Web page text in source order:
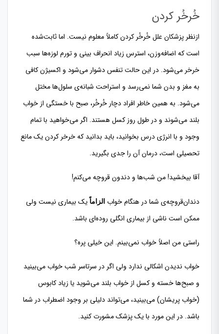
خُرخُر کردن
ازنظر پزشکان علل خُرخُر کردن کاملاً معلوم نیست. اما ثابت‌شده
است که اضافه‌وزن، استرس زیاد انحراف بینی و تورم لوزه‌ها سبب
خرخر می‌شود. در این حالت تنفس دشوار می‌شود و اکسیژن کافی
به مغز و بدن شما نمی‌رسد و استراحت شبانه‌ی سلول‌ها مختل
می‌شود. به همین خاطر افراد دچار خُرخُر، صبح با خستگی از خواب
بلند می‌شوند و در طول روز کسل هستند. اگر می‌خواهید با تمام
وجود و با انرژی درس بخوانید، باید بدانید که خرخر کردن یک مانع
تحصیلی است، درمان آن را جدی بگیرید.
آقا بيخشيد! من شب‌ها و دندون قروچه می‌کنم!
دندان‌قروچه‌ی شما در هنگام خواب الزاماًیک بیماری نیست ولی
ممکن است ناشی از بیماری انگلی روده‌ای باشد.
راستی من اصلاً خواب نمی‌بینم. این خیلی پره؟
خواب ندیدن اشکالی ندارد ولی اگر در سرتاسر شب خواب می‌بینید
و صبح‌ها خسته و کسل از خواب بلند می‌شوید یا زیاد کابوس
(خواب پریشان) می‌بینید، می‌تواند دلیلی بر وجود اضطراب در شما
باشد. در این مورد با یک پزشک مشورت کنید.